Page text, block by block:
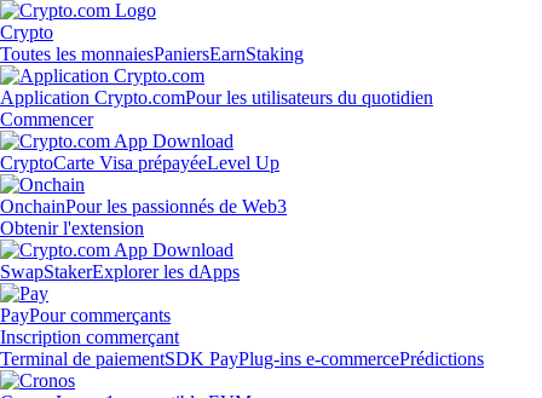
Crypto
Toutes les monnaiesPaniersEarnStaking
Application Crypto.comPour les utilisateurs du quotidien
Commencer
CryptoCarte Visa prépayéeLevel Up
OnchainPour les passionnés de Web3
Obtenir l'extension
SwapStakerExplorer les dApps
PayPour commerçants
Inscription commerçant
Terminal de paiementSDK PayPlug-ins e-commercePrédictions